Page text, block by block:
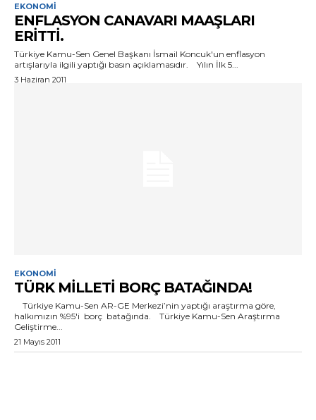
EKONOMI
ENFLASYON CANAVARI MAAŞLARI
ERİTTİ.
Türkiye Kamu-Sen Genel Başkanı İsmail Koncuk'un enflasyon
artışlarıyla ilgili yaptığı basın açıklamasıdır. Yılın İlk 5...
3 Haziran 2011
EKONOMI
TÜRK MİLLETİ BORÇ BATAĞINDA!
halkımızın %95'i borç batağında. Türkiye Kamu-Sen Araştırma
Geliştirme...
21 Mayıs 2011